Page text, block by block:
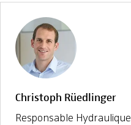
Christoph Rüedlinger
Responsable Hydraulique